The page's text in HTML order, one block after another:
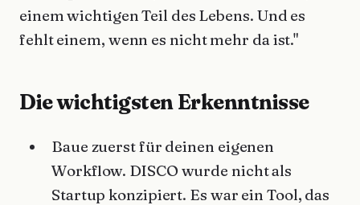
einem wichtigen Teil des Lebens. Und es
fehlt einem, wenn es nicht mehr da ist."
Die wichtigsten Erkenntnisse
Baue zuerst für deinen eigenen
Workflow. DISCO wurde nicht als
Startup konzipiert. Es war ein Tool, das